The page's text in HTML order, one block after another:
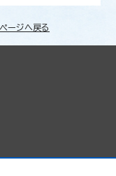
ページへ戻る